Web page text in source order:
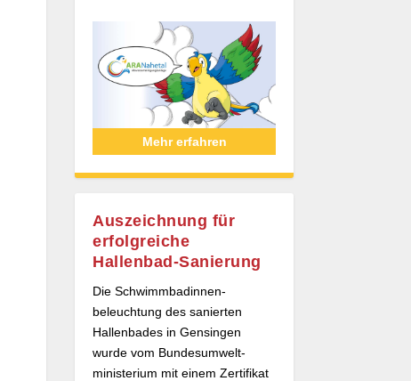
Mehr erfahren
Auszeichnung für
erfolgreiche
Hallenbad-Sanierung
Die Schwimmbad­innen­
beleuchtung des sanierten
Hallenbades in Gensingen
wurde vom Bundes­umwelt­
ministerium mit einem Zertifikat